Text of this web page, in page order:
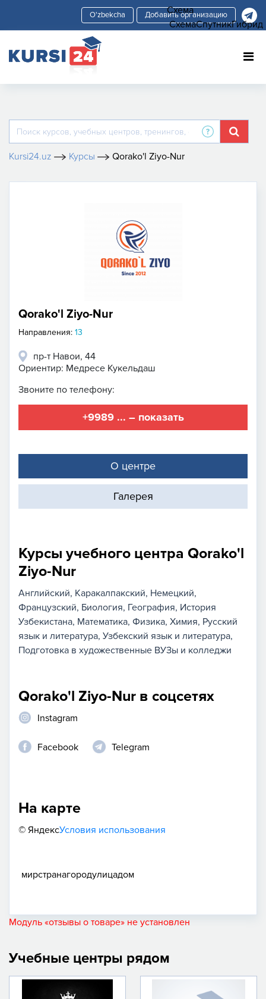
Добавить организацию
Kursi24.uz Курсы Qorako'l Ziyo-Nur
Qorako'l Ziyo-Nur
Направления: 13
пр-т Навои, 44
Ориентир: Медресе Кукельдаш
Звоните по телефону:
+9989 ... – показать
О центре
Галерея
Курсы учебного центра Qorako'l
Ziyo-Nur
Английский Каракалпакский Немецкий
Французский Биология География История
Узбекистана Математика Физика Химия Русский
язык и литература Узбекский язык и литература
Подготовка в художественные ВУЗы и колледжи
Qorako'l Ziyo-Nur в соцсетях
Instagram
Facebook Telegram
На карте
© ЯндексУсловия использования
Схема
СхемаСпутникГибрид
мирстранагородулицадом
Модуль «отзывы о товаре» не установлен
Учебные центры рядом